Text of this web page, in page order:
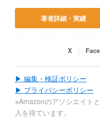
著者詳細・実績
X
▶ 編集・検証ポリシー
▶ プライバシーポリシー
※Amazonのアソシエイト
入を得ています。